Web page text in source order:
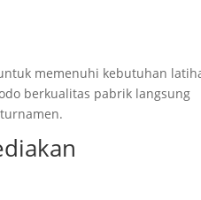
memenuhi kebutuhan
berkualitas pabrik langsung